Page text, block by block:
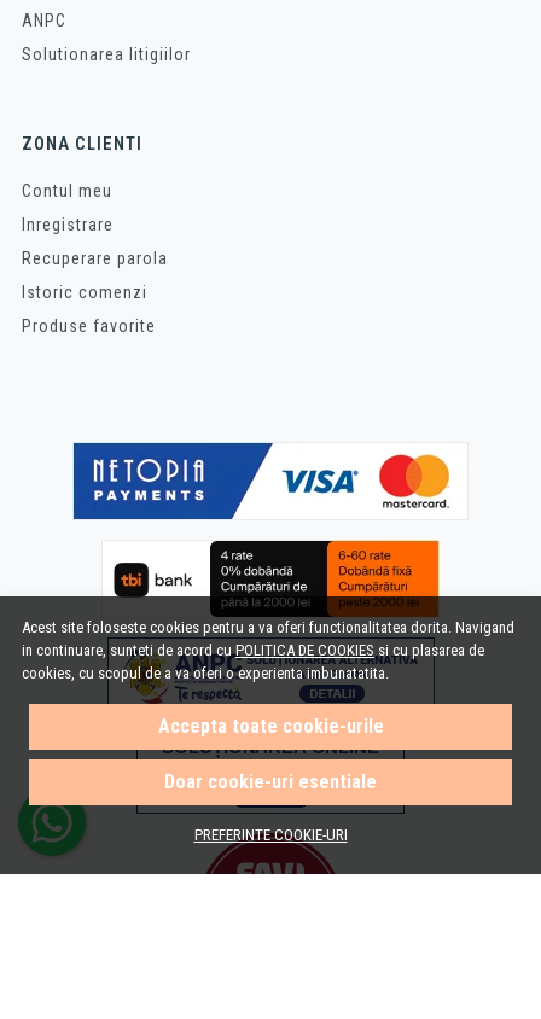
Acest site foloseste cookies pentru a va oferi functionalitatea dorita. Navigand
in continuare, sunteti de acord cuPOLITICA DE COOKIES si cu plasarea de
cookies, cu scopul de a va oferi o experienta imbunatatita.
Accepta toate cookie-urile
Doar cookie-uri esentiale
PREFERINTE COOKIE-URI
ANPC
Solutionarea litigiilor
ZONA CLIENTI
Contul meu
Inregistrare
Recuperare parola
Istoric comenzi
Produse favorite